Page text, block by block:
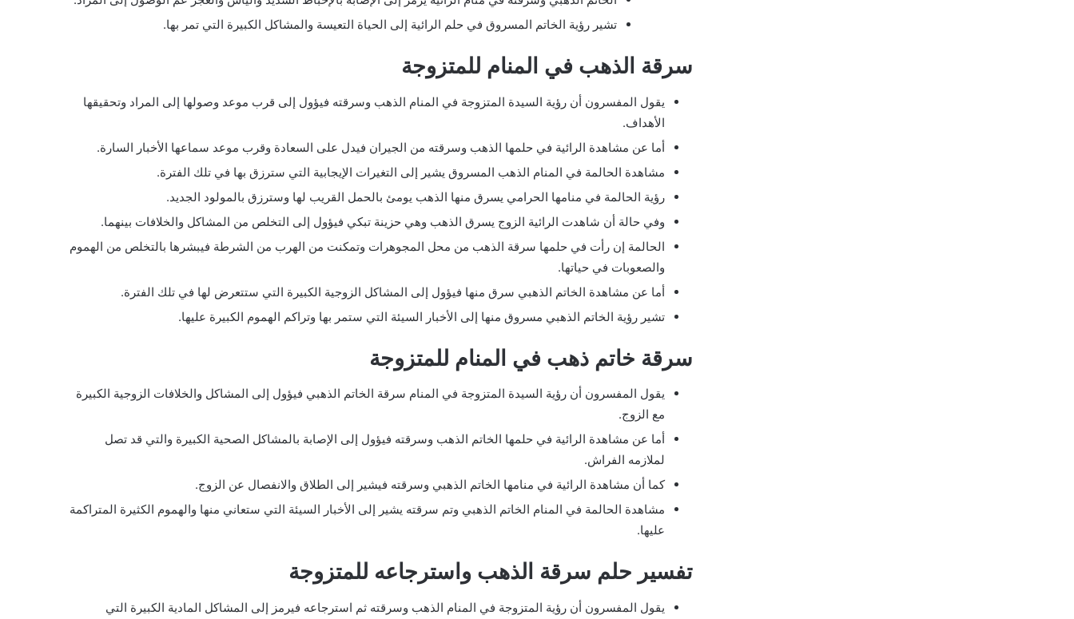
تشير رؤية الخاتم المسروق في حلم الرائية إلى الحياة التعيسة والمشاكل الكبيرة التي تمر بها.
سرقة الذهب في المنام للمتزوجة
يقول المفسرون أن رؤية السيدة المتزوجة في المنام الذهب وسرقته فيؤول إلى قرب موعد وصولها إلى المراد وتحقيقها
الأهداف.
أما عن مشاهدة الرائية في حلمها الذهب وسرقته من الجيران فيدل على السعادة وقرب موعد سماعها الأخبار السارة.
مشاهدة الحالمة في المنام الذهب المسروق يشير إلى التغيرات الإيجابية التي سترزق بها في تلك الفترة.
رؤية الحالمة في منامها الحرامي يسرق منها الذهب يومئ بالحمل القريب لها وسترزق بالمولود الجديد.
وفي حالة أن شاهدت الرائية الزوج يسرق الذهب وهي حزينة تبكي فيؤول إلى التخلص من المشاكل والخلافات بينهما.
الحالمة إن رأت في حلمها سرقة الذهب من محل المجوهرات وتمكنت من الهرب من الشرطة فيبشرها بالتخلص من الهموم
والصعوبات في حياتها.
أما عن مشاهدة الخاتم الذهبي سرق منها فيؤول إلى المشاكل الزوجية الكبيرة التي ستتعرض لها في تلك الفترة.
تشير رؤية الخاتم الذهبي مسروق منها إلى الأخبار السيئة التي ستمر بها وتراكم الهموم الكبيرة عليها.
سرقة خاتم ذهب في المنام للمتزوجة
يقول المفسرون أن رؤية السيدة المتزوجة في المنام سرقة الخاتم الذهبي فيؤول إلى المشاكل والخلافات الزوجية الكبيرة
مع الزوج.
أما عن مشاهدة الرائية في حلمها الخاتم الذهب وسرقته فيؤول إلى الإصابة بالمشاكل الصحية الكبيرة والتي قد تصل
لملازمه الفراش.
كما أن مشاهدة الرائية في منامها الخاتم الذهبي وسرقته فيشير إلى الطلاق والانفصال عن الزوج.
مشاهدة الحالمة في المنام الخاتم الذهبي وتم سرقته يشير إلى الأخبار السيئة التي ستعاني منها والهموم الكثيرة المتراكمة
عليها.
تفسير حلم سرقة الذهب واسترجاعه للمتزوجة
يقول المفسرون أن رؤية المتزوجة في المنام الذهب وسرقته ثم استرجاعه فيرمز إلى المشاكل المادية الكبيرة التي